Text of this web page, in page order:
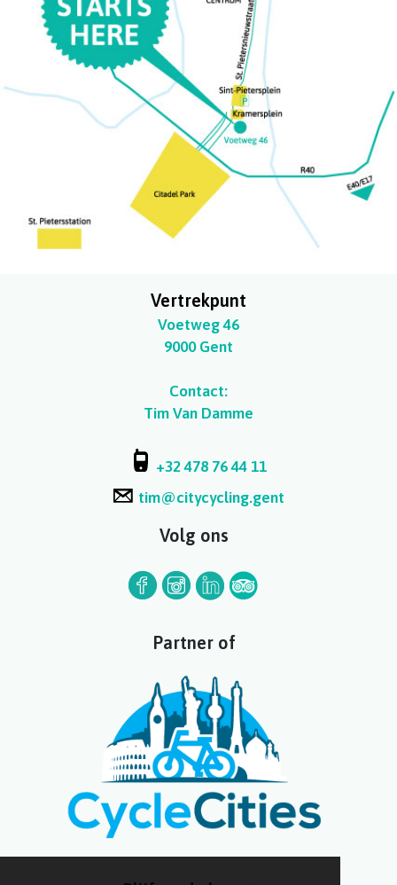
Vertrekpunt
Voetweg 46
9000 Gent
Contact:
Tim Van Damme
+32 478 76 44 11
tim@citycycling.gent
Volg ons
Partner of